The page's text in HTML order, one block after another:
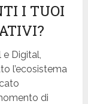
I TUOI
e Digital,
l’ecosistema
di